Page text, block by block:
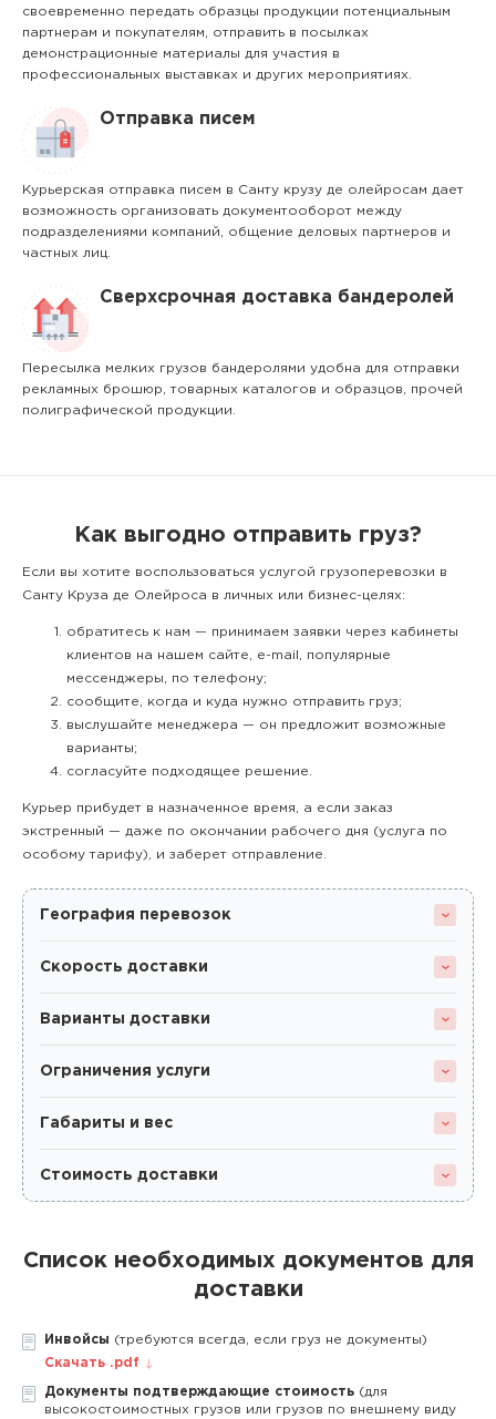
своевременно передать образцы продукции потенциальным
партнерам и покупателям, отправить в посылках
демонстрационные материалы для участия в
профессиональных выставках и других мероприятиях.
Отправка писем
Курьерская отправка писем в Санту крузу де олейросам дает
возможность организовать документооборот между
подразделениями компаний, общение деловых партнеров и
частных лиц.
Сверхсрочная доставка бандеролей
Пересылка мелких грузов бандеролями удобна для отправки
рекламных брошюр, товарных каталогов и образцов, прочей
полиграфической продукции.
Как выгодно отправить груз?
Если вы хотите воспользоваться услугой грузоперевозки в
Санту Круза де Олейроса в личных или бизнес-целях:
обратитесь к нам — принимаем заявки через кабинеты
клиентов на нашем сайте, e-mail, популярные
мессенджеры, по телефону;
сообщите, когда и куда нужно отправить груз;
выслушайте менеджера — он предложит возможные
варианты;
согласуйте подходящее решение.
Курьер прибудет в назначенное время, а если заказ
экстренный — даже по окончании рабочего дня (услуга по
особому тарифу), и заберет отправление.
География перевозок
Скорость доставки
Варианты доставки
Ограничения услуги
Габариты и вес
Стоимость доставки
Список необходимых документов для
доставки
Инвойсы (требуются всегда, если груз не документы)
Скачать .pdf
Документы подтверждающие стоимость (для
высокостоимостных грузов или грузов по внешнему виду